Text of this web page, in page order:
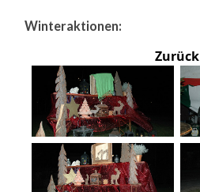
Winteraktionen:
Zurück